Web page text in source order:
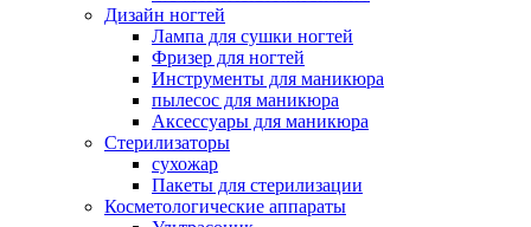
Дизайн ногтей
Лампа для сушки ногтей
Фризер для ногтей
Инструменты для маникюра
пылесос для маникюра
Аксессуары для маникюра
Стерилизаторы
сухожар
Пакеты для стерилизации
Косметологические аппараты